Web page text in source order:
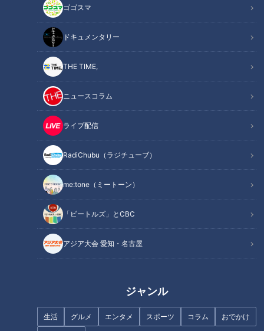
ゴゴスマ
ドキュメンタリー
THE TIME,
ニュースコラム
ライブ配信
RadiChubu（ラジチューブ）
me:tone（ミートーン）
「ビートルズ」とCBC
アジア大会 愛知・名古屋
ジャンル
生活 グルメ エンタメ スポーツ コラム おでかけ
記事に戻る
この記事を見たあなたへのおすすめ
「はがれないチーズハムカツ」
の作り方【キユーピー３分クッ
「しし唐辛子とツナのアラビア
ータ」の作り方【キユーピー３
フランス人は菓子店「シャトレ